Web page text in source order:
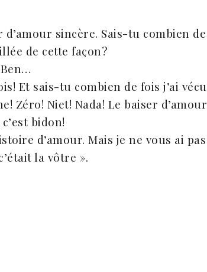
d’amour sincère. Sais-tu combien de
de cette façon?
Et sais-tu combien de fois j’ai vécu
Zéro! Niet! Nada! Le baiser d’amour
bidon!
d’amour. Mais je ne vous ai pas
la vôtre ».